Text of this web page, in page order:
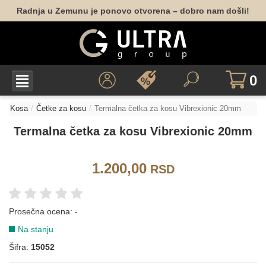
Radnja u Zemunu je ponovo otvorena – dobro nam došli!
0
Kosa Četke za kosu Termalna četka za kosu Vibrexionic 20mm
Termalna četka za kosu Vibrexionic 20mm
1.200,00RSD
Prosečna ocena: -
Na stanju
Šifra: 15052